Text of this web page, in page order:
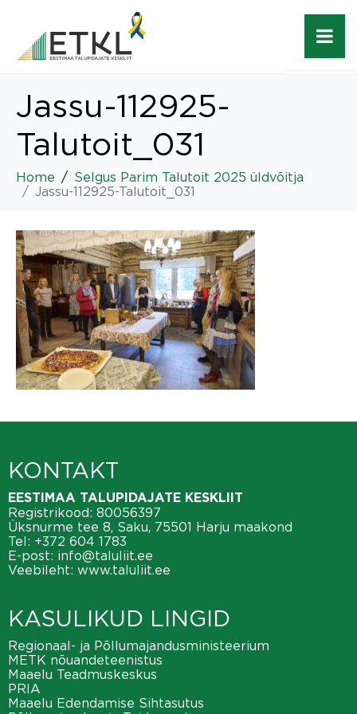
Jassu-112925-
Talutoit_031
Home
Selgus Parim Talutoit 2025 üldvõitja
Jassu-112925-Talutoit_031
KONTAKT
EESTIMAA TALUPIDAJATE KESKLIIT
Registrikood: 80056397
Üksnurme tee 8, Saku, 75501 Harju maakond
Tel: +372 604 1783
E-post: info@taluliit.ee
Veebileht: www.taluliit.ee
KASULIKUD LINGID
Regionaal- ja Põllumajandusministeerium
METK nõuandeteenistus
Maaelu Teadmuskeskus
PRIA
Maaelu Edendamise Sihtasutus